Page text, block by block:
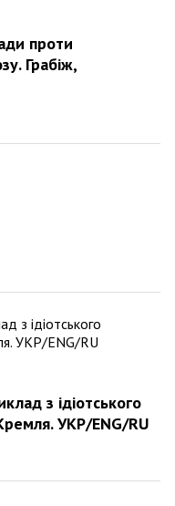
проти
Грабіж,
з ідіотського
УКР/ENG/RU